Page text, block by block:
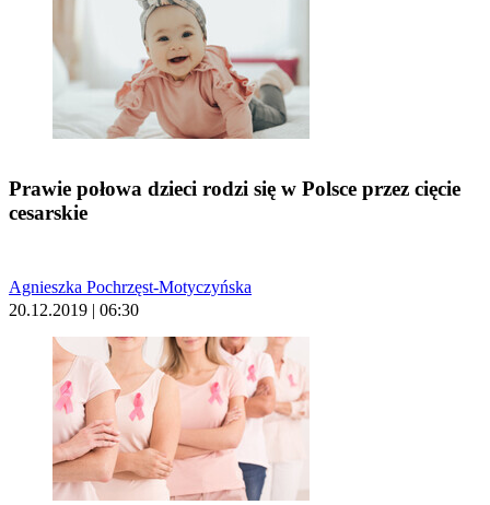
Prawie połowa dzieci rodzi się w Polsce przez cięcie
cesarskie
Agnieszka Pochrzęst-Motyczyńska
20.12.2019 | 06:30